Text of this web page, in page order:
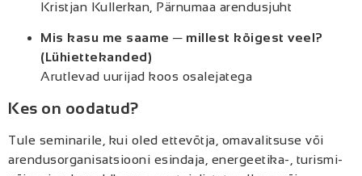
Kristjan Kullerkan, Pärnumaa arendusjuht
Mis kasu me saame ─ millest kõigest veel?
(Lühiettekanded)
Arutlevad uurijad koos osalejatega
Kes on oodatud?
Tule seminarile, kui oled ettevõtja, omavalitsuse või
arendusorganisatsiooni esindaja, energeetika-, turismi-